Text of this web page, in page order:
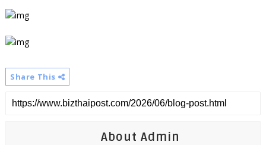
Share This
About Admin